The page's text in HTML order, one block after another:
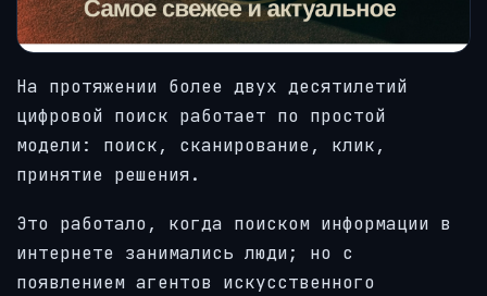
На протяжении более двух десятилетий
цифровой поиск работает по простой
модели: поиск, сканирование, клик,
принятие решения.
Это работало, когда поиском информации в
интернете занимались люди; но с
появлением агентов искусственного